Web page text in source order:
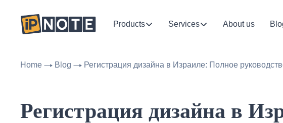
Products Services About us
Home Blog Регистрация дизайна в Израиле: Полное
Регистрация дизайна в